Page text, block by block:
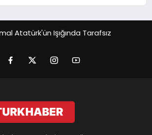
Atatürk'ün Işığında Tarafsız